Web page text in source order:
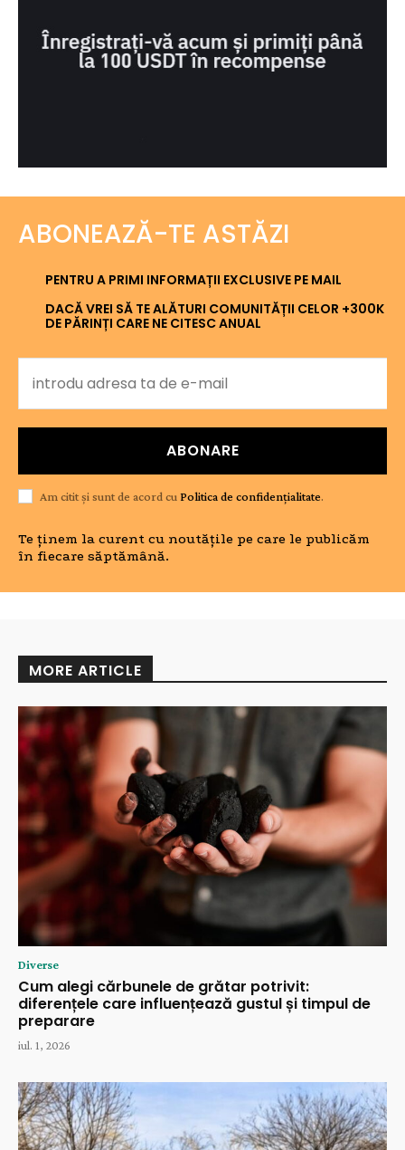
ABONEAZĂ-TE ASTĂZI
PENTRU A PRIMI INFORMAȚII EXCLUSIVE PE MAIL
DACĂ VREI SĂ TE ALĂTURI COMUNITĂȚII CELOR +300K
DE PĂRINȚI CARE NE CITESC ANUAL
ABONARE
Am citit și sunt de acord cu Politica de confidențialitate.
Te ținem la curent cu noutățile pe care le publicăm
în fiecare săptămână.
MORE ARTICLE
Diverse
Cum alegi cărbunele de grătar potrivit:
diferențele care influențează gustul și timpul de
preparare
iul. 1, 2026